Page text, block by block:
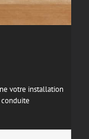
votre installation
conduite